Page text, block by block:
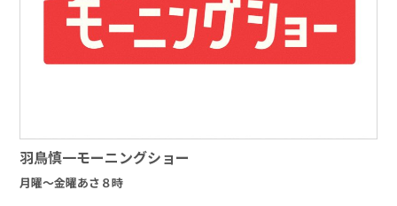
羽鳥慎一モーニングショー
月曜～金曜あさ８時